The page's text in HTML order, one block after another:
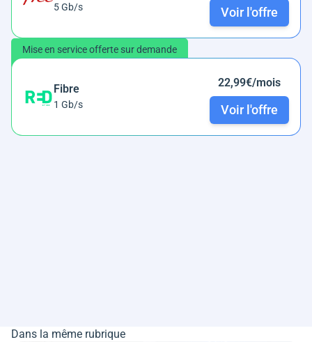
5 Gb/s Voir l'offre
Mise en service offerte sur demande
Fibre
1 Gb/s
22,99€/mois
Voir l'offre
Dans la même rubrique